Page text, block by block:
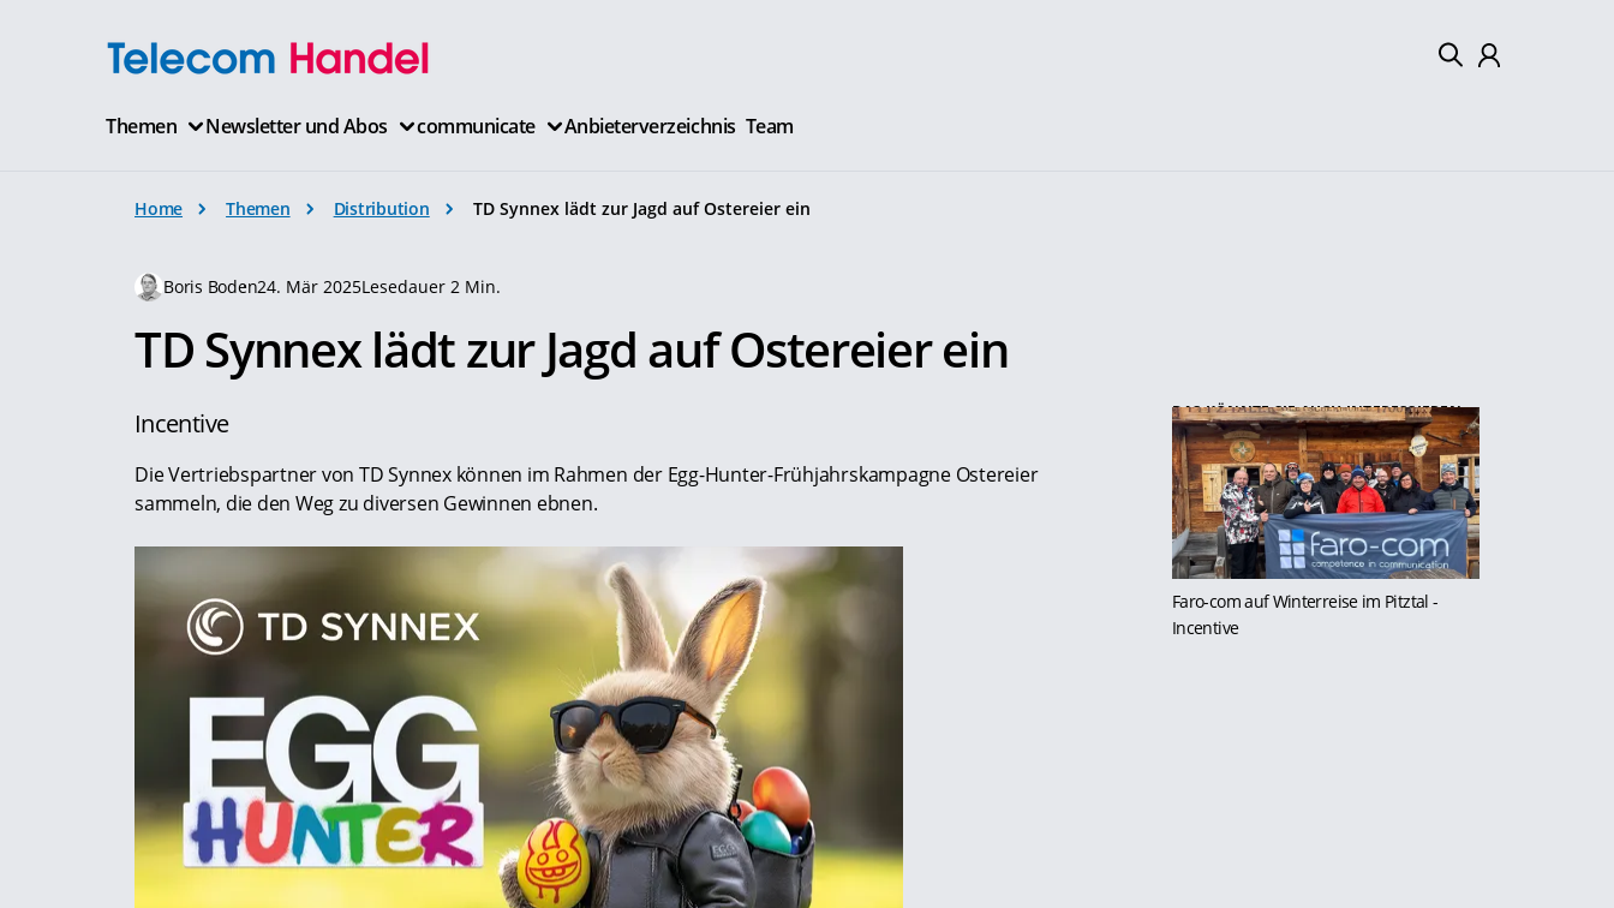
Themen Newsletter und Abos communicate Anbieterverzeichnis Team
Home Themen Distribution TD Synnex lädt zur Jagd auf Ostereier ein
Boris Boden24. Mär 2025Lesedauer 2 Min.
TD Synnex lädt zur Jagd auf Ostereier ein
Incentive
Die Vertriebspartner von TD Synnex können im Rahmen der Egg-Hunter-Frühjahrskampagne Ostereier
sammeln, die den Weg zu diversen Gewinnen ebnen.
DAS KÖNNTE SIE AUCH INTERESSIEREN:
Faro-com auf Winterreise im Pitztal -
Incentive